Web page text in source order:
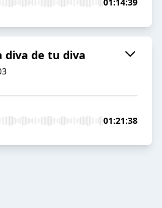
diva de tu diva
01:21:38